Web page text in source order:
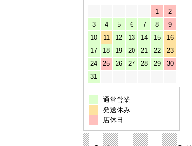
1
2
3
4 5 6 7 8
9
10
11 12 13 14 15
16
17
18 19 20 21 22
23
24
25 26 27 28 29
30
31
通常営業
発送休み
店休日